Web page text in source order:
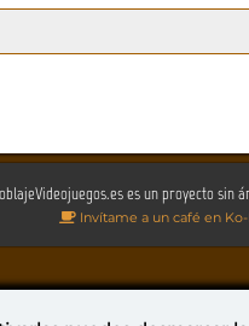
es un proyecto sin
Invítame a un café en Ko-